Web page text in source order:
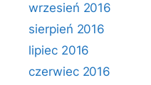
wrzesień 2016
sierpień 2016
lipiec 2016
czerwiec 2016